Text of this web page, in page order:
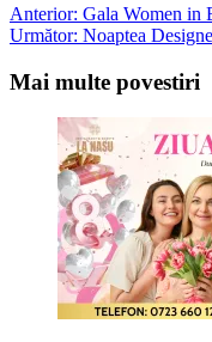
Post
navigation
Anterior: Gala Women in
Următor: Noaptea
Mai multe povestiri